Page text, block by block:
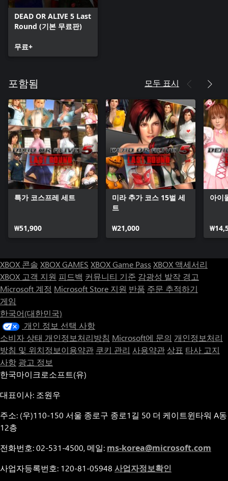
DEAD OR ALIVE 5 Last
Round (기본 무료판)
무료+
포함됨 모두 표시
특가 코스프레 세트
₩51,900
미라 추가 코스 15벌 세
트
₩21,000
아이
XBOX 콘솔 XBOX GAMES XBOX Game Pass XBOX 액세서리
XBOX 고객 지원 피드백 커뮤니티 기준 감광성 발작 경고
Microsoft 계정 Microsoft Store 지원 반품 주문 추적하기
게임
한국어(대한민국)
개인 정보 선택 사항
소비자 상태 개인정보처리방침 Microsoft에 문의 개인정보처리
방침 및 위치정보이용약관 쿠키 관리 사용약관 상표 타사 고지
사항 광고 정보
한국마이크로소프트(유)
대표이사: 조원우
주소: (우)110-150 서울 종로구 종로1길 50 더 케이트윈타워 A동
12층
전화번호: 02-531-4500, 메일: ms-korea@microsoft.com
사업자등록번호: 120-81-05948 사업자정보확인